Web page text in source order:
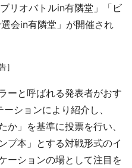
リオバトルin有隣堂」「ビ
会in有隣堂」が開催され
］
ーと呼ばれる発表者がおす
ションにより紹介し、
か」を基準に投票を行い、
プ本」とする対戦形式のイ
ーションの場として注目を